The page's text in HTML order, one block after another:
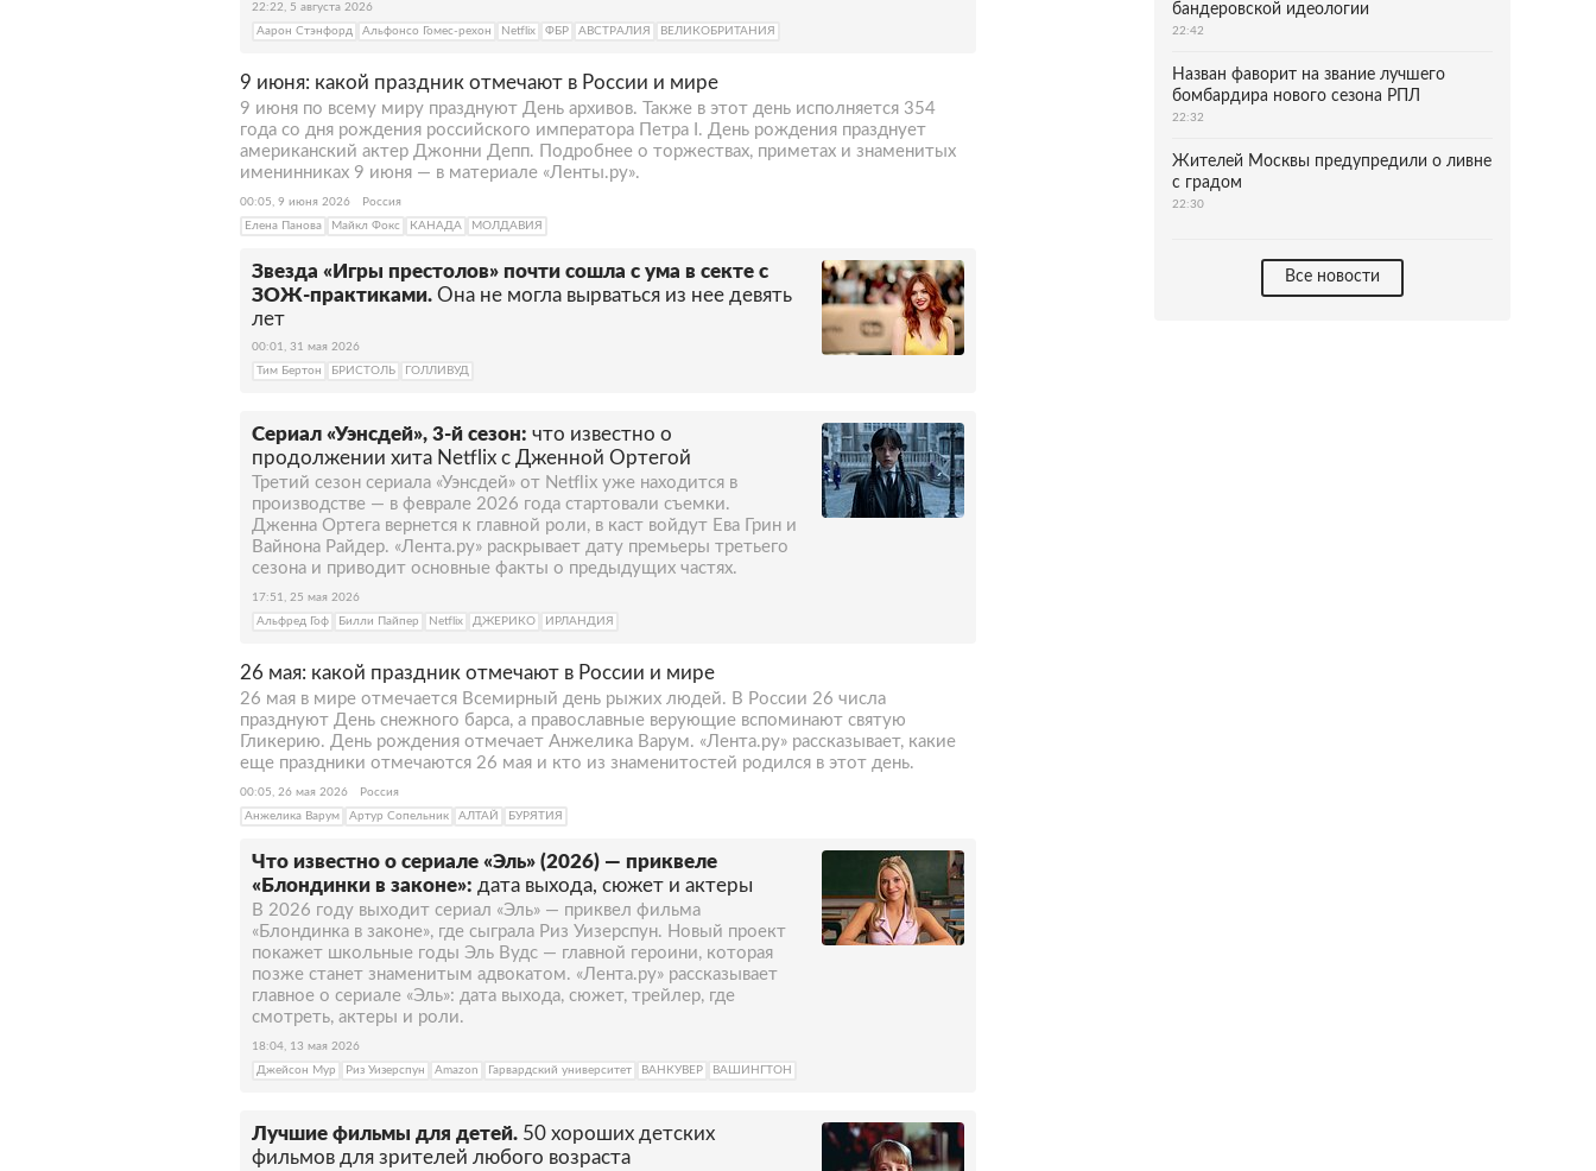
творчестве. В том же году издание Entertainment Weekly отметило его как
одного из 50 величайших режиссеров в истории кино.
В 2010-м состоялась премьера экранизации «Алисы в стране чудес»,
автором которой стал Тим Бертон. В 2021–2022 онснялсериал «Уэнсдэй» о
дочери Мартиши и Гомеса Аддамс. Сериал вскоре стал мировым хитом.
Многие критики считают, что большое влияние на Бертона в творческом
плане оказывали его женщины. Официально он был женат всего раз — на
встречался с моделью и актрисой Лизой Мэри, пара даже обручилась.
Прожив вместе 10 лет, в 2001 году они разошлись, а после разрыва суд
обязал Тима Бертона выплатить Лизе Мэри 5,4 миллиона долларов. С 2001
по 2014 год он встречался с актрисой
Хеленой Бонем Картер, которая
родила возлюбленному сына Билли и дочь Нелл.
22:22, 5 августа 2026
Аарон Стэнфорд
Альфонсо Гомес-рехон Netflix ФБР АВСТРАЛИЯ ВЕЛИКОБРИТАНИЯ
9 июня: какой праздник отмечают в России и мире
9 июня по всему миру празднуют День архивов. Также в этот день исполняется 354
года со дня рождения российского императора Петра I. День рождения празднует
американский актер Джонни Депп. Подробнее о торжествах, приметах и знаменитых
именинниках 9 июня — в материале «Ленты.ру».
00:05, 9 июня 2026
Россия
Елена Панова
Майкл Фокс КАНАДА МОЛДАВИЯ
Звезда «Игры престолов» почти сошла с ума в секте с
ЗОЖ-практиками. Она не могла вырваться из нее девять
лет
00:01, 31 мая 2026
Тим Бертон
БРИСТОЛЬ ГОЛЛИВУД
Сериал «Уэнсдей», 3-й сезон: что известно о
продолжении хита Netflix с Дженной Ортегой
Третий сезон сериала «Уэнсдей» от Netflix уже находится в
производстве — в феврале 2026 года стартовали съемки.
Дженна Ортега вернется к главной роли, в каст войдут Ева Грин и
Вайнона Райдер. «Лента.ру» раскрывает дату премьеры третьего
сезона и приводит основные факты о предыдущих частях.
17:51, 25 мая 2026
Альфред Гоф
Билли Пайпер Netflix ДЖЕРИКО ИРЛАНДИЯ
26 мая: какой праздник отмечают в России и мире
26 мая в мире отмечается Всемирный день рыжих людей. В России 26 числа
празднуют День снежного барса, а православные верующие вспоминают святую
Гликерию. День рождения отмечает Анжелика Варум. «Лента.ру» рассказывает, какие
еще праздники отмечаются 26 мая и кто из знаменитостей родился в этот день.
00:05, 26 мая 2026
Россия
Анжелика Варум
Артур Сопельник АЛТАЙ БУРЯТИЯ
Что известно о сериале «Эль» (2026) — приквеле
«Блондинки в законе»: дата выхода, сюжет и актеры
В 2026 году выходит сериал «Эль» — приквел фильма
«Блондинка в законе», где сыграла Риз Уизерспун. Новый проект
покажет школьные годы Эль Вудс — главной героини, которая
позже станет знаменитым адвокатом. «Лента.ру» рассказывает
главное о сериале «Эль»: дата выхода, сюжет, трейлер, где
смотреть, актеры и роли.
18:04, 13 мая 2026
Джейсон Мур
Риз Уизерспун Amazon Гарвардский университет ВАНКУВЕР ВАШИНГТОН
Лучшие фильмы для детей. 50 хороших детских
фильмов для зрителей любого возраста
бандеровской идеологии
22:42
Назван фаворит на звание лучшего
бомбардира нового сезона РПЛ
22:32
Жителей Москвы предупредили о ливне
с градом
22:30
Все новости